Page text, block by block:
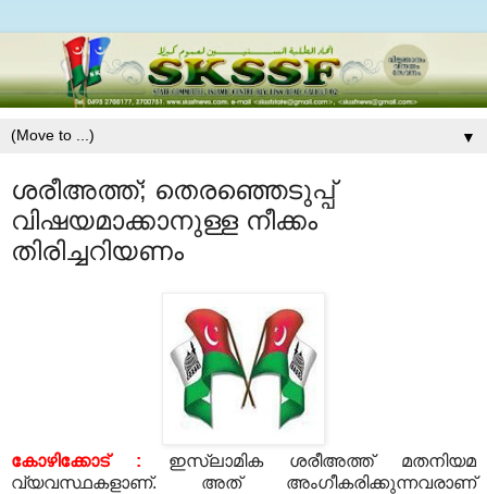
▼
ശരീഅത്ത്; തെരഞ്ഞെടുപ്പ്
വിഷയമാക്കാനുള്ള നീക്കം
തിരിച്ചറിയണം
കോഴിക്കോട് : ഇസ്‌ലാമിക ശരീഅത്ത് മതനിയമ
വ്യവസ്ഥകളാണ്. അത് അംഗീകരിക്കുന്നവരാണ്